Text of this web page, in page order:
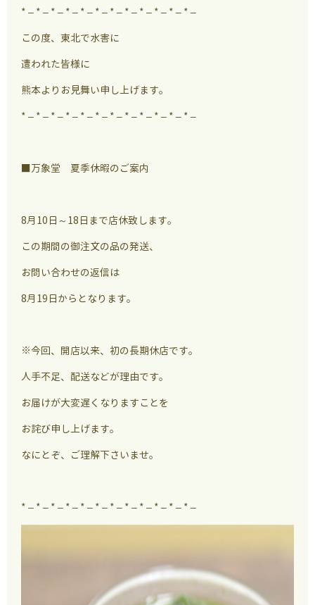
* – * – * – * – * – * – * – * – * – * – * – * –
この度、東北で水害に
遭われた皆様に
熊本よりお見舞い申し上げます。
* – * – * – * – * – * – * – * – * – * – * – * –
■万象堂 夏季休暇のご案内
8月10日～18日まで店休致します。
この期間の御注文の品の発送、
お問い合わせの返信は
8月19日からとなります。
※今回、開店以来、初の長期休店です。
人手不足、配送などが理由です。
お届けが大変遅くなりますことを
お詫び申し上げます。
なにとぞ、ご理解下さいませ。
* – * – * – * – * – * – * – * – * – * – * – * –